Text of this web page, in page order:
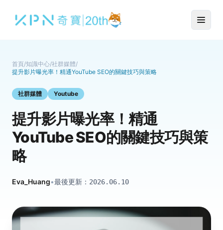
首頁/知識中心/社群媒體/
提升影片曝光率！精通YouTube SEO的關鍵技巧與策略
社群媒體 Youtube
提升影片曝光率！精通
YouTube SEO的關鍵技巧與策
略
Eva_Huang•最後更新： 2026.06.10